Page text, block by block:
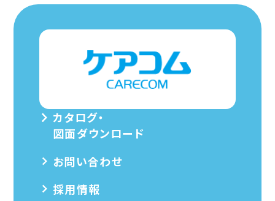
カタログ・
図面ダウンロード
お問い合わせ
採用情報